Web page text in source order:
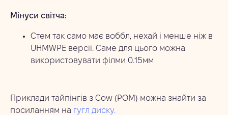
Мінуси світча:
Стем так само має воббл, нехай і менше ніж в
UHMWPE версії. Саме для цього можна
використовувати філми 0.15мм
Приклади тайпінгів з Сow (POM) можна знайти за
посиланням на гугл диску.